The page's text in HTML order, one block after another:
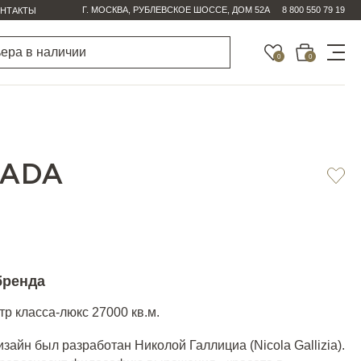
Г. МОСКВА, РУБЛЕВСКОЕ ШОССЕ, ДОМ 52А 8 800 550 79 19
0 0
класса-люкс 27000 кв.м.
был разработан Николой Галлициа (Nicola Gallizia).